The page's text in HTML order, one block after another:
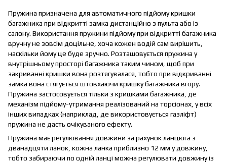
Пружина призначена для автоматичного підйому кришки
багажника при відкритті замка дистанційно з пульта або із
салону. Використання пружини підйому при відкритті багажника
вручну не зовсім доцільне, хоча кожен водій сам вирішить,
наскільки йому це буде зручно. Розташовується пружина у
внутрішньому просторі багажника таким чином, щоб при
закриванні кришки вона розтягувалася, тобто при відкриванні
замка вона стягується штовхаючи кришку багажника вгору.
Пружина застосовується тільки з кришками багажника, де
механізм підйому-утримання реалізований на торсіонах, у всіх
інших випадках (наприклад, де використовується газліфт)
пружина не дасть очікуваного ефекту.
Пружина має регулювання довжини за рахунок ланцюга з
дванадцяти ланок, кожна ланка приблизно 12 мм у довжину,
тобто забираючи по одній ланці можна регулювати довжину із